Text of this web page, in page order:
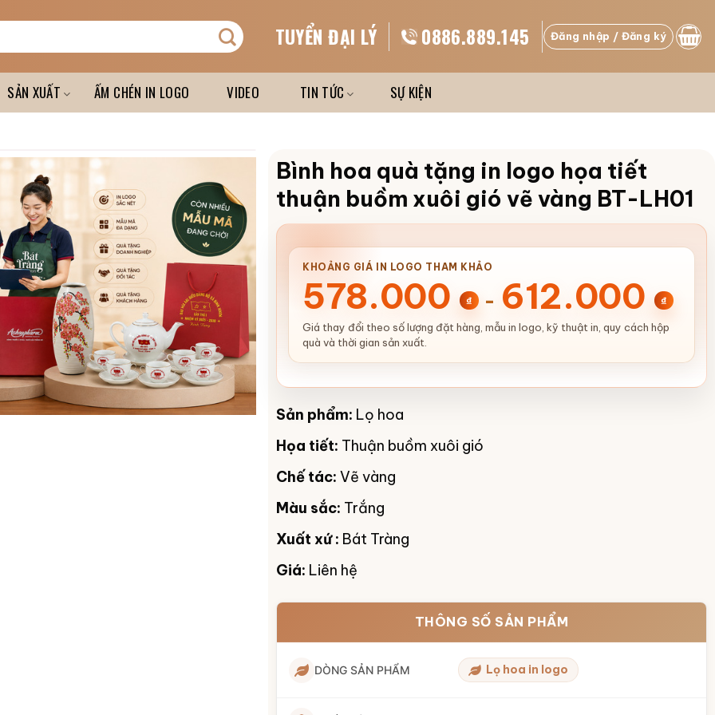
TUYỂN ĐẠI LÝ 0886.889.145 Đăng nhập / Đăng ký
SẢN XUẤT ẤM CHÉN IN LOGO VIDEO TIN TỨC SỰ KIỆN
Bình hoa quà tặng in logo họa tiết
thuận buồm xuôi gió vẽ vàng BT-LH01
KHOẢNG GIÁ IN LOGO THAM KHẢO
578.000 ₫ - 612.000 ₫
Giá thay đổi theo số lượng đặt hàng, mẫu in logo, kỹ thuật in, quy cách hộp
quà và thời gian sản xuất.
Sản phẩm: Lọ hoa
Họa tiết: Thuận buồm xuôi gió
Chế tác: Vẽ vàng
Màu sắc: Trắng
Xuất xứ : Bát Tràng
Giá: Liên hệ
THÔNG SỐ SẢN PHẨM
DÒNG SẢN PHẨM Lọ hoa in logo